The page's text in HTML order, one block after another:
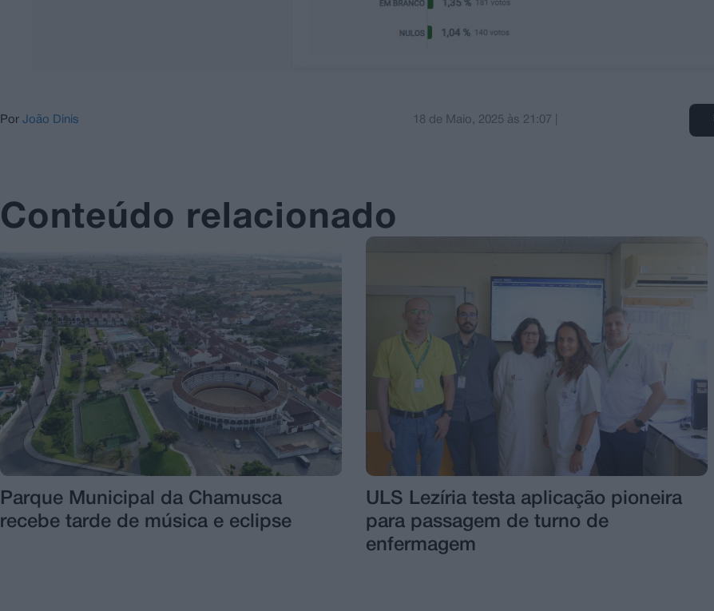
Por João Dinis 18 de Maio, 2025 às 21:07
Conteúdo relacionado
Parque Municipal da Chamusca
recebe tarde de música e eclipse
ULS Lezíria testa aplicação pioneira
para passagem de turno de
enfermagem